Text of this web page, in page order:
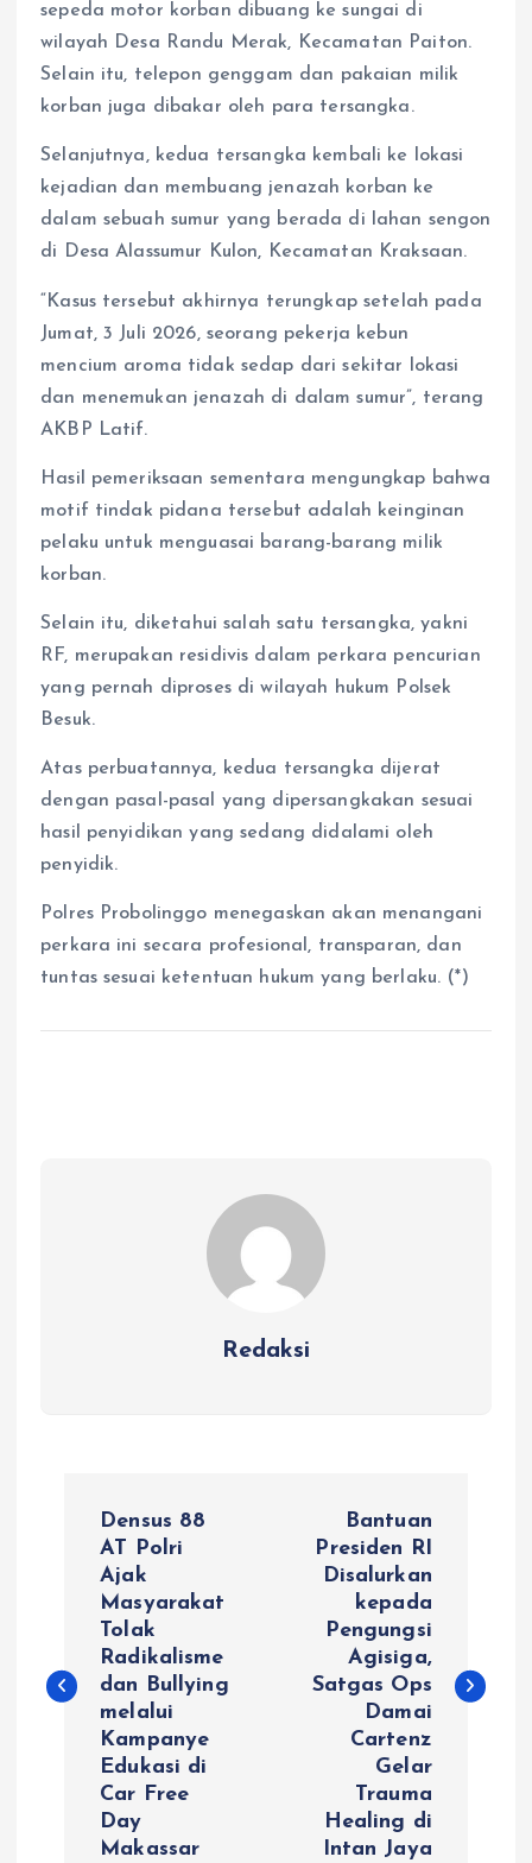
sepeda motor korban dibuang ke sungai di
wilayah Desa Randu Merak, Kecamatan Paiton.
Selain itu, telepon genggam dan pakaian milik
korban juga dibakar oleh para tersangka.
Selanjutnya, kedua tersangka kembali ke lokasi
kejadian dan membuang jenazah korban ke
dalam sebuah sumur yang berada di lahan sengon
di Desa Alassumur Kulon, Kecamatan Kraksaan.
“Kasus tersebut akhirnya terungkap setelah pada
Jumat, 3 Juli 2026, seorang pekerja kebun
mencium aroma tidak sedap dari sekitar lokasi
dan menemukan jenazah di dalam sumur”, terang
AKBP Latif.
Hasil pemeriksaan sementara mengungkap bahwa
motif tindak pidana tersebut adalah keinginan
pelaku untuk menguasai barang-barang milik
korban.
Selain itu, diketahui salah satu tersangka, yakni
RF, merupakan residivis dalam perkara pencurian
yang pernah diproses di wilayah hukum Polsek
Besuk.
Atas perbuatannya, kedua tersangka dijerat
dengan pasal-pasal yang dipersangkakan sesuai
hasil penyidikan yang sedang didalami oleh
penyidik.
Polres Probolinggo menegaskan akan menangani
perkara ini secara profesional, transparan, dan
tuntas sesuai ketentuan hukum yang berlaku. (*)
Redaksi
i
Densus 88
AT Polri
Ajak
Masyarakat
Tolak
Radikalisme
dan Bullying
melalui
Kampanye
Edukasi di
Car Free
Day
Makassar
Bantuan
Presiden RI
Disalurkan
kepada
Pengungsi
Agisiga,
Satgas Ops
Damai
Cartenz
Gelar
Trauma
Healing di
Intan Jaya